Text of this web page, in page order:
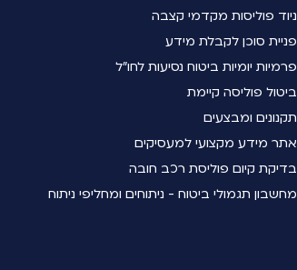
ניוד פוליסות מקדמי קצבה
פניית סוכן לקבלת מידע
פרמיות יומיות ביטוח נסיעות לחו"ל
ביטול פוליסה קיימת
תקנונים ומבצעים
אתר מידע מקצועי למעסיקים
בדיקת קיום פוליסת רכב חובה
מחשבון תגמולי ביטוח - ניתוחים ומחליפי ניתוח